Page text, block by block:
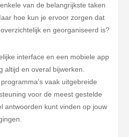
van de belangrijkste taken
hoe kun je ervoor zorgen dat
en georganiseerd is?
interface en een mobiele app
altijd en overal bijwerken.
vaak uitgebreide
voor de meest gestelde
antwoorden kunt vinden op jouw